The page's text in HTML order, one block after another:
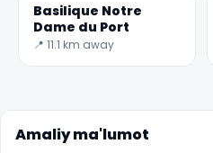
Basilique Notre
Dame du Port
📍 11.1 km away
Amaliy ma'lumot